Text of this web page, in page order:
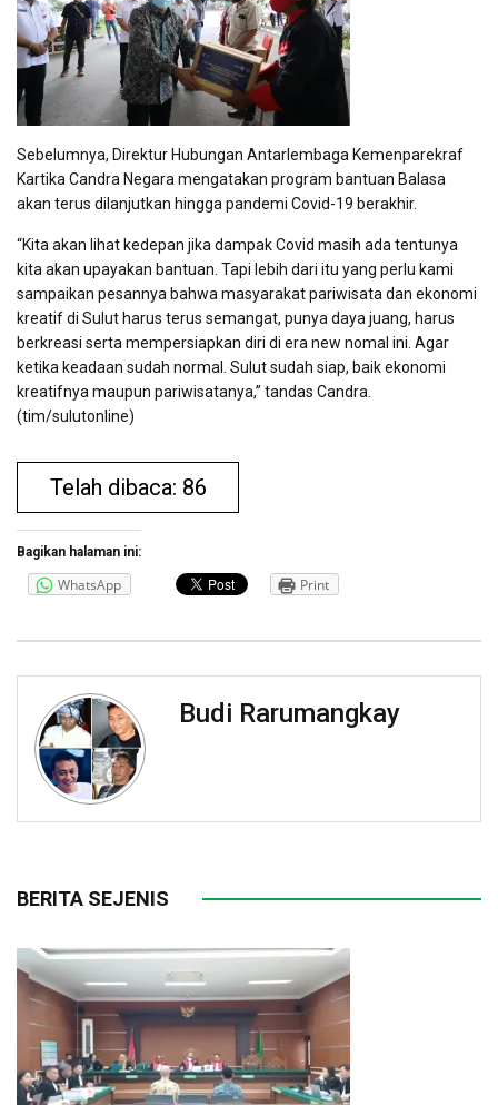
Sebelumnya, Direktur Hubungan Antarlembaga Kemenparekraf
Kartika Candra Negara mengatakan program bantuan Balasa
akan terus dilanjutkan hingga pandemi Covid-19 berakhir.
“Kita akan lihat kedepan jika dampak Covid masih ada tentunya
kita akan upayakan bantuan. Tapi lebih dari itu yang perlu kami
sampaikan pesannya bahwa masyarakat pariwisata dan ekonomi
kreatif di Sulut harus terus semangat, punya daya juang, harus
berkreasi serta mempersiapkan diri di era new nomal ini. Agar
ketika keadaan sudah normal. Sulut sudah siap, baik ekonomi
kreatifnya maupun pariwisatanya,” tandas Candra.
(tim/sulutonline)
Telah dibaca: 86
Bagikan halaman ini:
WhatsApp Print
Budi Rarumangkay
BERITA SEJENIS